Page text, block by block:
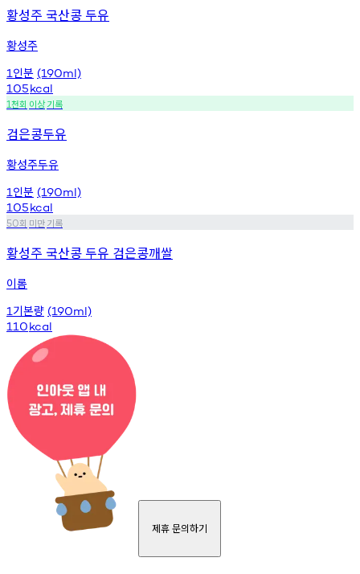
황성주 국산콩 두유
황성주
1 인분 (190ml)
105kcal
1천회 이상기록
검은콩두유
황성주두유
1 인분 (190ml)
105kcal
50회 미만기록
황성주 국산콩 두유 검은콩깨쌀
이롬
1 기본량 (190ml)
110kcal
제휴 문의하기